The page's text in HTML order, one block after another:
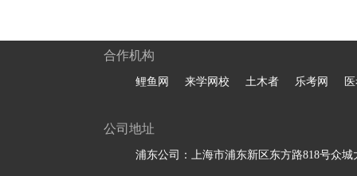
合作机构
鲤鱼网 来学网校 土木者 乐考网
公司地址
浦东公司：上海市浦东新区东方路818号众城